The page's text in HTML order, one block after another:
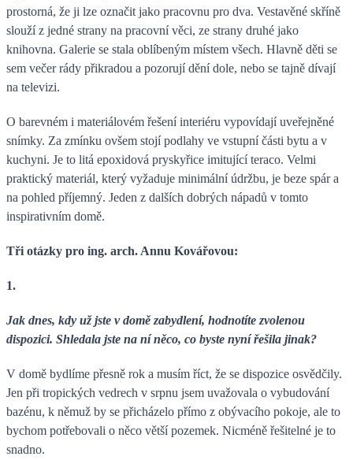
prostorná, že ji lze označit jako pracovnu pro dva. Vestavěné skříně
slouží z jedné strany na pracovní věci, ze strany druhé jako
knihovna. Galerie se stala oblíbeným místem všech. Hlavně děti se
sem večer rády přikradou a pozorují dění dole, nebo se tajně dívají
na televizi.
O barevném i materiálovém řešení interiéru vypovídají uveřejněné
snímky. Za zmínku ovšem stojí podlahy ve vstupní části bytu a v
kuchyni. Je to litá epoxidová pryskyřice imitující teraco. Velmi
praktický materiál, který vyžaduje minimální údržbu, je beze spár a
na pohled příjemný. Jeden z dalších dobrých nápadů v tomto
inspirativním domě.
Tři otázky pro ing. arch. Annu Kovářovou:
1.
Jak dnes, kdy už jste v domě zabydlení, hodnotíte zvolenou
dispozici. Shledala jste na ní něco, co byste nyní řešila jinak?
V domě bydlíme přesně rok a musím říct, že se dispozice osvědčily.
Jen při tropických vedrech v srpnu jsem uvažovala o vybudování
bazénu, k němuž by se přicházelo přímo z obývacího pokoje, ale to
bychom potřebovali o něco větší pozemek. Nicméně řešitelné je to
snadno.